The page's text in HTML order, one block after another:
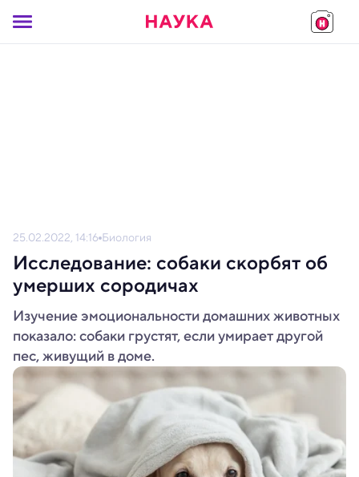
25.02.2022, 14:16 Биология
Исследование: собаки скорбят об
умерших сородичах
Изучение эмоциональности домашних животных
показало: собаки грустят, если умирает другой
пес, живущий в доме.